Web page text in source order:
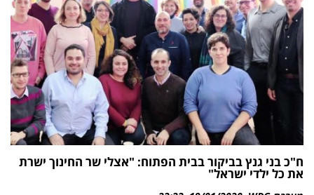
ח"כ בני גנץ בביקור בבית הפתוח: "אצלי שר החינוך ישרת
את כל ילדי ישראל"‎